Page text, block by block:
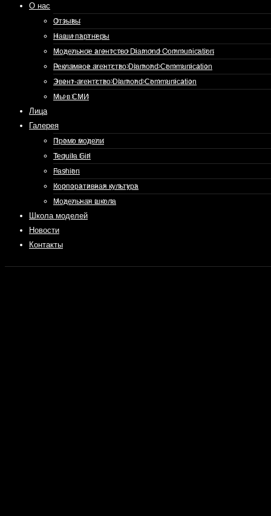
О нас
Отзывы
Наши партнеры
Модельное агентство Diamond Communication
Рекламное агентство Diamond Communication
Эвент-агентство Diamond Communication
Мы в СМИ
Лица
Галерея
Промо модели
Tequila Girl
Fashion
Корпоративная культура
Модельная школа
Школа моделей
Новости
Контакты